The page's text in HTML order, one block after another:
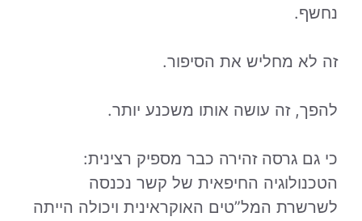
נחשף.
זה לא מחליש את הסיפור.
להפך, זה עושה אותו משכנע יותר.
כי גם גרסה זהירה כבר מספיק רצינית:
הטכנולוגיה החיפאית של קשר נכנסה
לשרשרת המל”טים האוקראינית ויכולה הייתה